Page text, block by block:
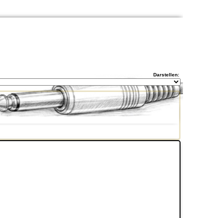
Darstellen: